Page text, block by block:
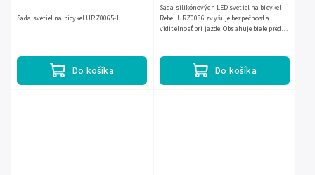
Do košíka
Sada svetiel na bicykel URZ0065-1
Do košíka
Sada silikónových LED svetiel na bicykel
Rebel URZ0036 zvyšuje bezpečnosť a
viditeľnosť pri jazde. Obsahuje biele predné